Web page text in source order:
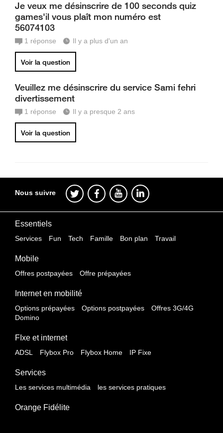
Je veux me désinscrire de 100 seconds quiz
games'il vous plaît mon numéro est
56074103
1 réponse Il y a plus d'un an
Voir la question
Veuillez me désinscrire du service Sami fehri
divertissement
1 réponse Il y a presque 2 ans
Voir la question
Nous suivre
Essentiels
Services Fun Tech Famille Bon plan Travail
Mobile
Offres postpayées Offre prépayées
Internet en mobilité
Options prépayées Options postpayées
Offres 3G/4G
Domino
FIxe et internet
ADSL Flybox Pro Flybox Home IP Fixe
Services
Les services multimédia les services pratiques
Orange Fidélite